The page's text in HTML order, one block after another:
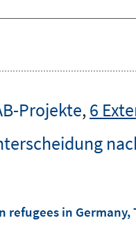
Projekte,6
refugees in Germany,